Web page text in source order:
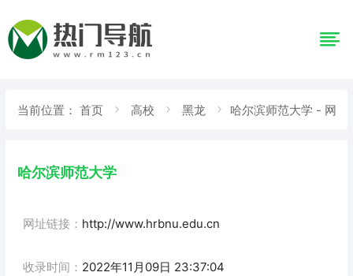
当前位置： 首页 高校 黑龙 哈尔滨师范大学 - 网
哈尔滨师范大学
网址链接： http://www.hrbnu.edu.cn
收录时间： 2022年11月09日 23:37:04